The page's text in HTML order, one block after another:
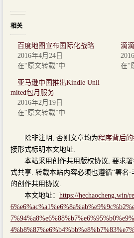
相关
百度地图宣布国际化战略
2016年4月24日
在“原文转载”中
滴
在“
亚马逊中国推出Kindle Unli
mited包月服务
2016年2月19日
在“原文转载”中
除非注明, 否则文章均为程序背后
接形式标明本文地址.
本站采用创作共用版权协议, 要求署
式共享. 转载本站内容必须也遵循“署名
的创作共用协议.
本文地址： https://hechaocheng.win/